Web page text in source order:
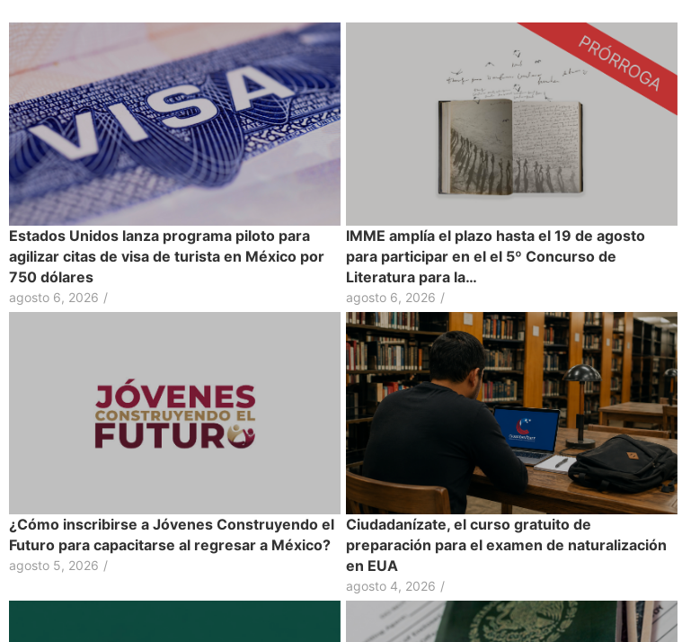
Estados Unidos lanza programa piloto para
agilizar citas de visa de turista en México por
750 dólares
agosto 6, 2026 /
IMME amplía el plazo hasta el 19 de agosto
para participar en el el 5º Concurso de
Literatura para la…
agosto 6, 2026 /
¿Cómo inscribirse a Jóvenes Construyendo el
Futuro para capacitarse al regresar a México?
agosto 5, 2026 /
Ciudadanízate, el curso gratuito de
preparación para el examen de naturalización
en EUA
agosto 4, 2026 /